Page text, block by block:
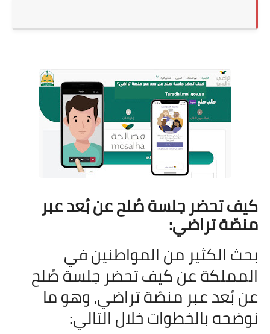
كيف تحضر جلسة صُلح عن بُعد عبر
منصّة تراضي:
بحث الكثير من المواطنين في
المملكة عن كيف تحضر جلسة صُلح
عن بُعد عبر منصّة تراضي، وهو ما
نوضحه بالخطوات خلال التالي: